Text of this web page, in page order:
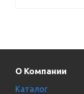
О Компании
Каталог